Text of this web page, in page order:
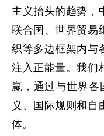
主义抬头的趋势，
联合国、世界贸易
织等多边框架内与
注入正能量。我们
赢，通过与世界各
义、国际规则和自
体。